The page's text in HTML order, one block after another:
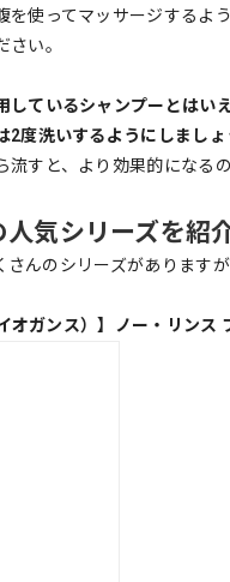
を使ってマッサージするよ
い。
しているシャンプーとはい
2度洗いするようにしましょ
流すと、より効果的になる
人気シリーズを紹
さんのシリーズがあります
オガンス）】ノー・リンス